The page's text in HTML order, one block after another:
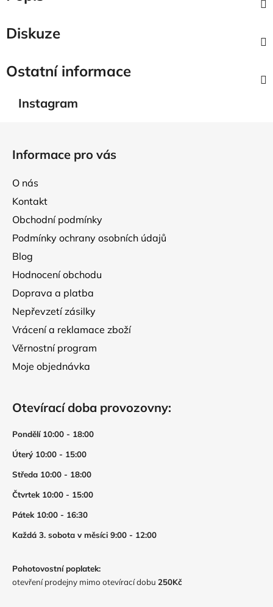
Diskuze
Ostatní informace
Instagram
Informace pro vás
O nás
Kontakt
Obchodní podmínky
Podmínky ochrany osobních údajů
Blog
Hodnocení obchodu
Doprava a platba
Nepřevzetí zásilky
Vrácení a reklamace zboží
Věrnostní program
Moje objednávka
Otevírací doba provozovny:
Pondělí 10:00 - 18:00
Úterý 10:00 - 15:00
Středa 10:00 - 18:00
Čtvrtek 10:00 - 15:00
Pátek 10:00 - 16:30
Každá 3. sobota v měsíci 9:00 - 12:00
Pohotovostní poplatek:
otevření prodejny mimo otevírací dobu 250Kč